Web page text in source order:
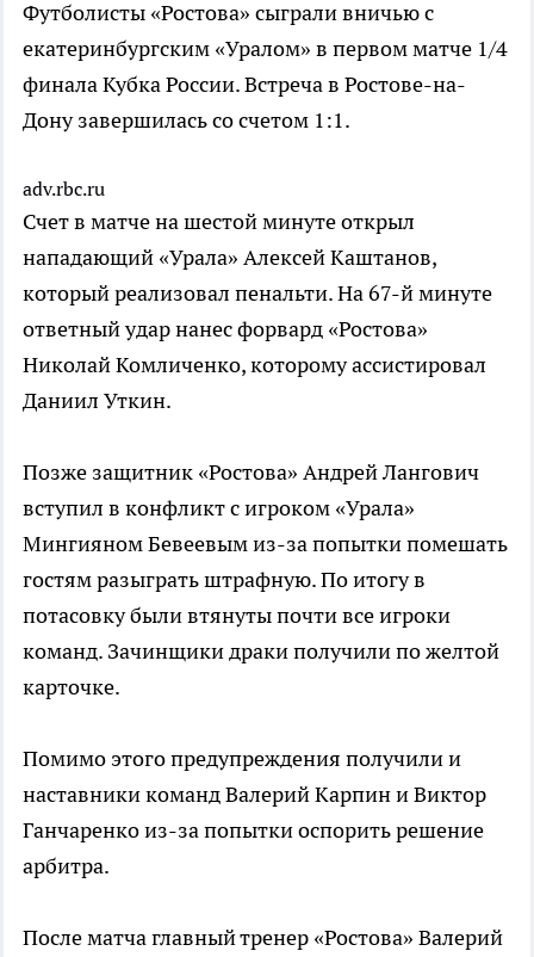
Футболисты «Ростова» сыграли вничью с
екатеринбургским «Уралом» в первом матче 1/4
финала Кубка России. Встреча в Ростове-на-
Дону завершилась со счетом 1:1.
adv.rbc.ru
Счет в матче на шестой минуте открыл
нападающий «Урала» Алексей Каштанов,
который реализовал пенальти. На 67-й минуте
ответный удар нанес форвард «Ростова»
Николай Комличенко, которому ассистировал
Даниил Уткин.
Позже защитник «Ростова» Андрей Лангович
вступил в конфликт с игроком «Урала»
Мингияном Бевеевым из-за попытки помешать
гостям разыграть штрафную. По итогу в
потасовку были втянуты почти все игроки
команд. Зачинщики драки получили по желтой
карточке.
Помимо этого предупреждения получили и
наставники команд Валерий Карпин и Виктор
Ганчаренко из-за попытки оспорить решение
арбитра.
После матча главный тренер «Ростова» Валерий